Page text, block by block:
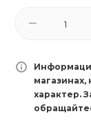
характер.